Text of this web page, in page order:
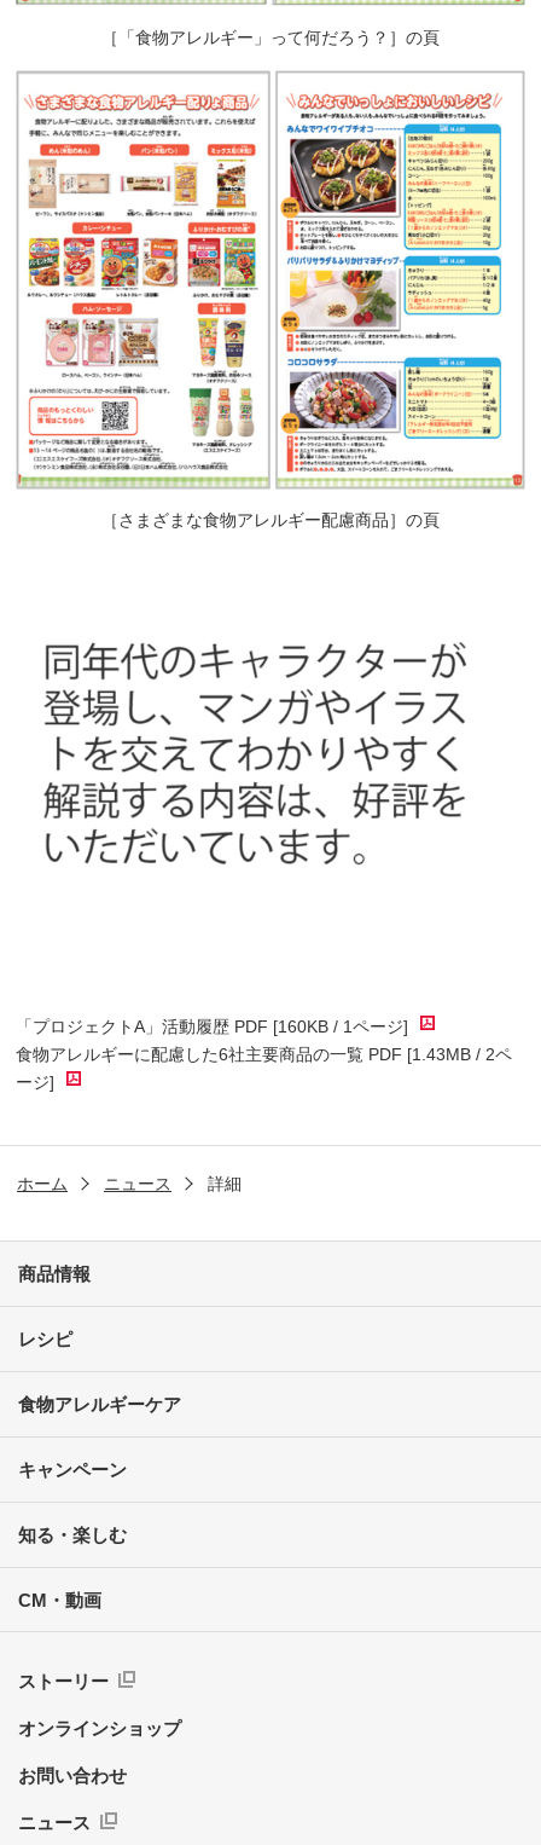
［「食物アレルギー」って何だろう？］の頁
［さまざまな食物アレルギー配慮商品］の頁
「プロジェクトA」活動履歴 PDF [160KB / 1ページ]
食物アレルギーに配慮した6社主要商品の一覧 PDF [1.43MB / 2ペ
ージ]
ホーム ニュース 詳細
商品情報
レシピ
食物アレルギーケア
キャンペーン
知る・楽しむ
CM・動画
ストーリー
オンラインショップ
お問い合わせ
ニュース